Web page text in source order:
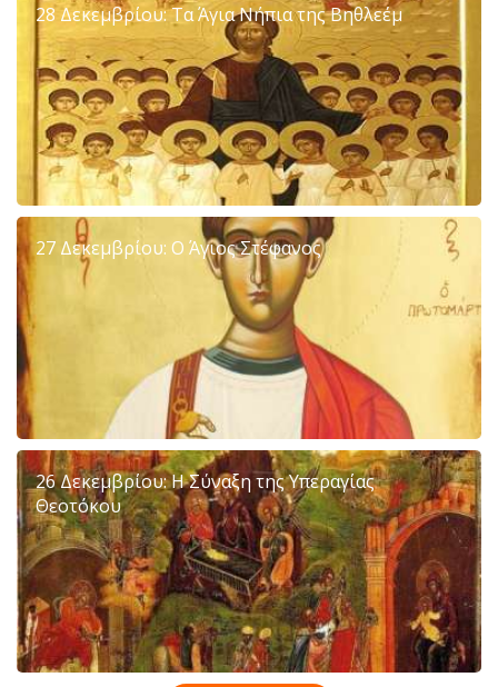
28 Δεκεμβρίου: Τα Άγια Νήπια της Βηθλεέμ
27 Δεκεμβρίου: Ο Άγιος Στέφανος
26 Δεκεμβρίου: Η Σύναξη της Υπεραγίας
Θεοτόκου